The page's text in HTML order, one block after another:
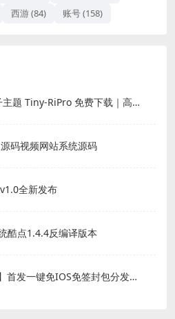
西游(84) 账号(158)
WordPress RiPro-v5子主题 Tiny-RiPro 免费下载｜高转化资源站必备
码视频网站系统源码
全新发布
酷点1.4.4反编译版本
【APP分发系统二开版】首发一键免IOS免签封包分发平台源码 带绿标